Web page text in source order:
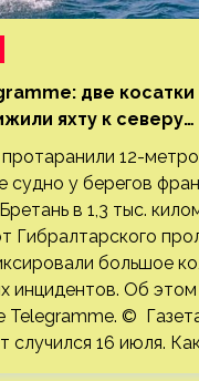
две косатки
яхту к северу
пролива
12-
судно у берегов
в 1,3 тыс.
Гибралтарского
большое
инцидентов. Об
Telegramme. ©
случился 16 июля.